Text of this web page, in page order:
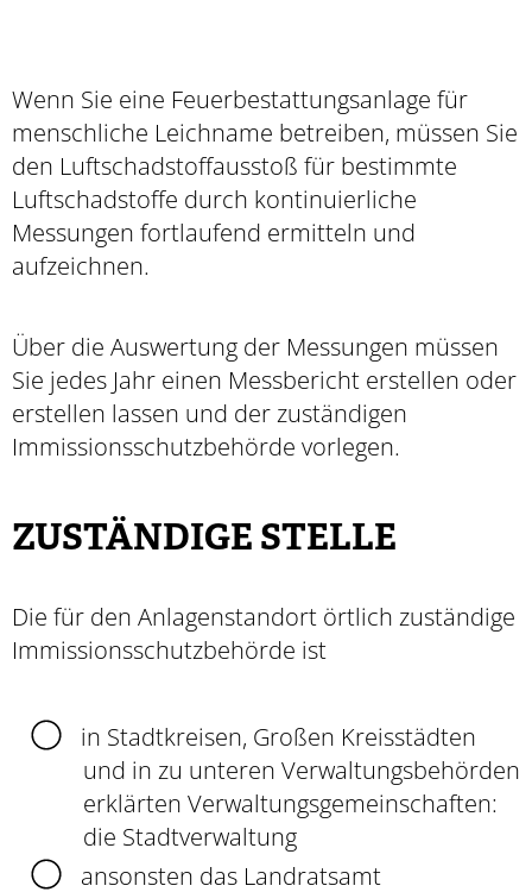
Wenn Sie eine Feuerbestattungsanlage für
menschliche Leichname betreiben, müssen Sie
den Luftschadstoffausstoß für bestimmte
Luftschadstoffe durch kontinuierliche
Messungen fortlaufend ermitteln und
aufzeichnen.
Über die Auswertung der Messungen müssen
Sie jedes Jahr einen Messbericht erstellen oder
erstellen lassen und der zuständigen
Immissionsschutzbehörde vorlegen.
ZUSTÄNDIGE STELLE
Die für den Anlagenstandort örtlich zuständige
Immissionsschutzbehörde ist
in Stadtkreisen, Großen Kreisstädten
und in zu unteren Verwaltungsbehörden
erklärten Verwaltungsgemeinschaften:
die Stadtverwaltung
ansonsten das Landratsamt